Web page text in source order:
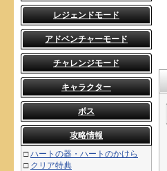
レジェンドモード
アドベンチャーモード
チャレンジモード
キャラクター
ボス
攻略情報
□ハートの器・ハートのかけら
□ クリア特典